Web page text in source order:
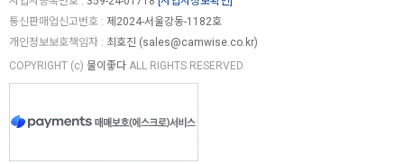
통신판매업신고번호 : 제2024-서울강동-1182호
개인정보보호책임자 : 최호진 (sales@camwise.co.kr)
COPYRIGHT (c) 물이좋다 ALL RIGHTS RESERVED.